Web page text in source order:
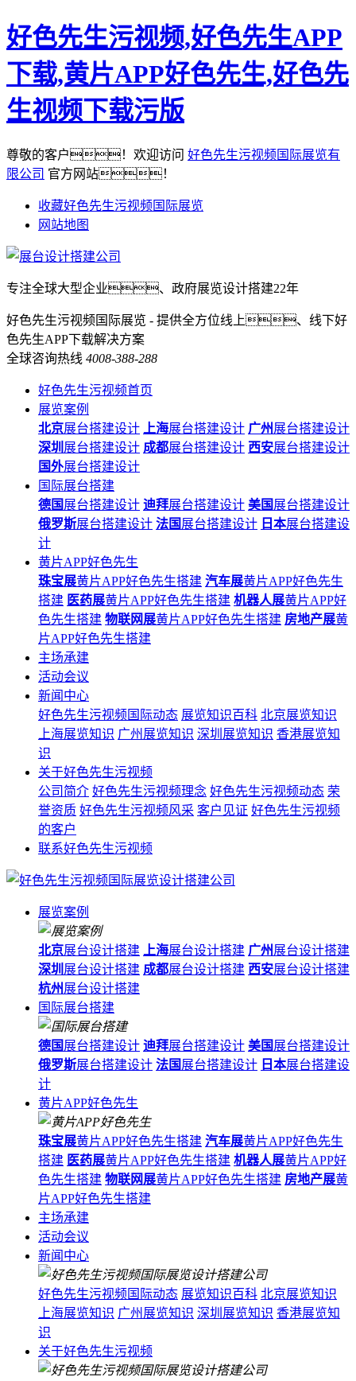
好色先生污视频,好色先生APP
下载,黄片APP好色先生,好色先
生视频下载污版
尊敬的客户！欢迎访问 好色先生污视频国际展览有
限公司 官方网站！
收藏好色先生污视频国际展览
网站地图
专注全球大型企业、政府展览设计搭建22年
好色先生污视频国际展览 - 提供全方位线上、线下好
色先生APP下载解决方案
全球咨询热线 4008-388-288
好色先生污视频首页
展览案例
北京展台搭建设计 上海展台搭建设计 广州展台搭建设计
深圳 展台搭建设计 成都展台搭建设计 西安展台搭建设计
国外展台搭建设计
国际展台搭建
德国 展台搭建设计 迪拜展台搭建设计 美国 展台搭建设计
俄罗斯展台搭建设计 法国 展台搭建设计 日本展台搭建设
计
黄片APP好色先生
珠宝展黄片APP好色先生搭建 汽车展黄片APP好色先生
搭建 医药展黄片APP好色先生搭建 机器人展黄片APP好
色先生搭建 物联网展黄片APP好色先生搭建 房地产展黄
片APP好色先生搭建
主场承建
活动会议
新闻中心
好色先生污视频国际动态 展览知识百科 北京展览知识
上海展览知识 广州展览知识 深圳展览知识 香港展览知
识
关于好色先生污视频
公司简介 好色先生污视频理念 好色先生污视频动态 荣
誉资质 好色先生污视频风采 客户见证 好色先生污视频
的客户
联系好色先生污视频
展览案例
北京展台设计搭建 上海展台设计搭建 广州展台设计搭建
深圳 展台设计搭建 成都展台设计搭建 西安展台设计搭建
杭州展台设计搭建
国际展台搭建
德国 展台搭建设计 迪拜展台搭建设计 美国 展台搭建设计
俄罗斯展台搭建设计 法国 展台搭建设计 日本展台搭建设
计
黄片APP好色先生
珠宝展黄片APP好色先生搭建 汽车展黄片APP好色先生
搭建 医药展黄片APP好色先生搭建 机器人展黄片APP好
色先生搭建 物联网展黄片APP好色先生搭建 房地产展黄
片APP好色先生搭建
主场承建
活动会议
新闻中心
好色先生污视频国际动态 展览知识百科 北京展览知识
上海展览知识 广州展览知识 深圳展览知识 香港展览知
识
关于好色先生污视频